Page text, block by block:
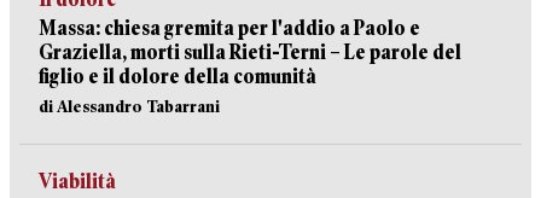
Massa: chiesa gremita per l'addio a Paolo e
Graziella, morti sulla Rieti-Terni – Le parole del
figlio e il dolore della comunità
di Alessandro Tabarrani
Viabilità